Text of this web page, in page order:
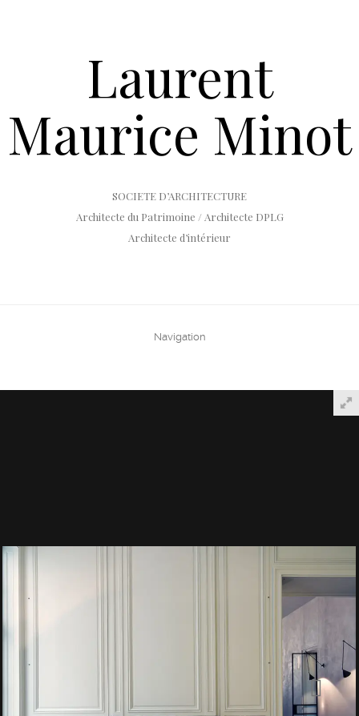
Laurent
Maurice Minot
SOCIETE D’ARCHITECTURE
Architecte du Patrimoine / Architecte DPLG
Architecte d’intérieur